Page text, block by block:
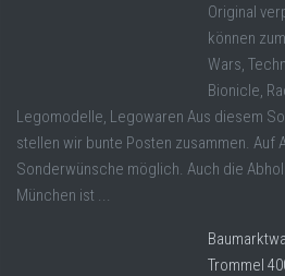
Original
können
Wars,
Bionicle,
Legomodelle, Legowaren Aus diesem
stellen wir bunte Posten zusammen. Auf
Sonderwünsche möglich. Auch die
München ist ...
Trommel